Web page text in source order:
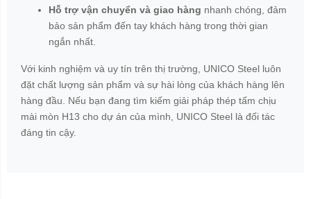
Hỗ trợ vận chuyển và giao hàng nhanh chóng, đảm
bảo sản phẩm đến tay khách hàng trong thời gian
ngắn nhất.
Với kinh nghiệm và uy tín trên thị trường, UNICO Steel luôn
đặt chất lượng sản phẩm và sự hài lòng của khách hàng lên
hàng đầu. Nếu bạn đang tìm kiếm giải pháp thép tấm chịu
mài mòn H13 cho dự án của mình, UNICO Steel là đối tác
đáng tin cậy.